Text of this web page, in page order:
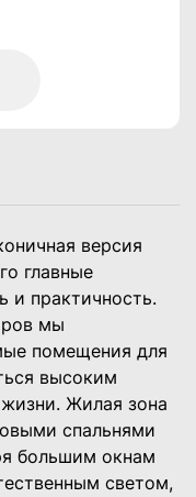
версия
главные
и практичность.
мы
помещения для
высоким
Жилая зона
спальнями
большим окнам
светом,